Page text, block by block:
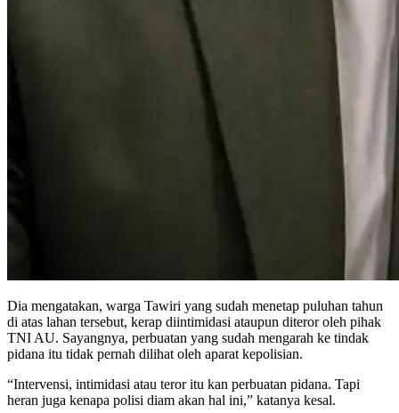
Dia mengatakan, warga Tawiri yang sudah menetap puluhan tahun
di atas lahan tersebut, kerap diintimidasi ataupun diteror oleh pihak
TNI AU. Sayangnya, perbuatan yang sudah mengarah ke tindak
pidana itu tidak pernah dilihat oleh aparat kepolisian.
“Intervensi, intimidasi atau teror itu kan perbuatan pidana. Tapi
heran juga kenapa polisi diam akan hal ini,” katanya kesal.